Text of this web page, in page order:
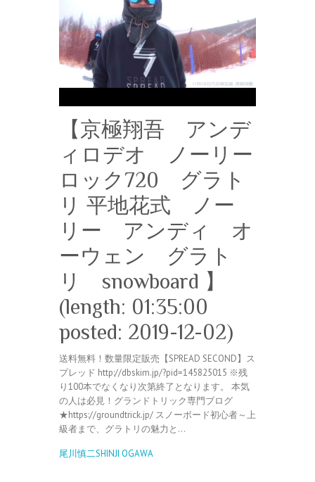
【京極翔吾 アンデ
ィロデオ ノーリー
ロック720 グラト
リ 平地花式 ノー
リー アンディ オ
ーウェン グラト
リ snowboard 】
(length: 01:35:00
posted: 2019-12-02)
送料無料！数量限定販売【SPREAD SECOND】ス
プレッド http://dbskim.jp/?pid=145825015 ※残
り100本でなくなり次第終了となります。 本気
の人は必見！グランドトリック専門ブログ
★https://groundtrick.jp/ スノーボード初心者～上
級者まで、グラトリの魅力と…
尾川慎二SHINJI OGAWA